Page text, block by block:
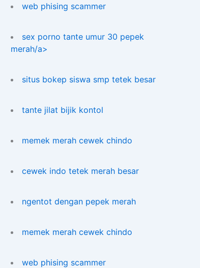
web phising scammer
sex porno tante umur 30 pepek
merah/a>
situs bokep siswa smp tetek besar
tante jilat bijik kontol
memek merah cewek chindo
cewek indo tetek merah besar
ngentot dengan pepek merah
memek merah cewek chindo
web phising scammer